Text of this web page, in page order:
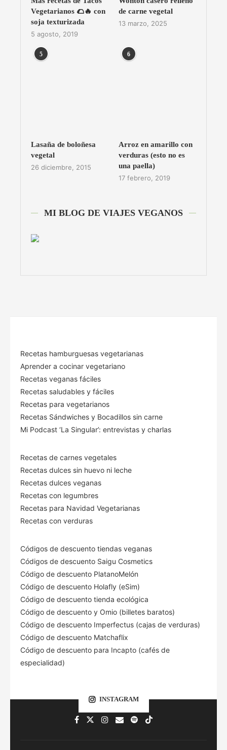
Vegetarianos 🌮🔥 con
soja texturizada
5 agosto, 2019
de carne vegetal
13 marzo, 2025
5
Lasaña de boloñesa
vegetal
26 diciembre, 2015
6
Arroz en amarillo con
verduras (esto no es
una paella)
17 febrero, 2019
MI BLOG DE VIAJES VEGANOS
Recetas hamburguesas vegetarianas
Aprender a cocinar vegetariano
Recetas veganas fáciles
Recetas saludables y fáciles
Recetas para vegetarianos
Recetas Sándwiches y Bocadillos sin carne
Mi Podcast ‘La Singular’: entrevistas y charlas
Recetas de carnes vegetales
Recetas dulces sin huevo ni leche
Recetas dulces veganas
Recetas con legumbres
Recetas para Navidad Vegetarianas
Recetas con verduras
Códigos de descuento tiendas veganas
Códigos de descuento Saigu Cosmetics
Código de descuento PlatanoMelón
Código de descuento Holafly (eSim)
Código de descuento tienda ecológica
Código de descuento y Omio (billetes baratos)
Código de descuento Imperfectus (cajas de verduras)
Código de descuento Matchaflix
Código de descuento para Incapto (cafés de
especialidad)
INSTAGRAM